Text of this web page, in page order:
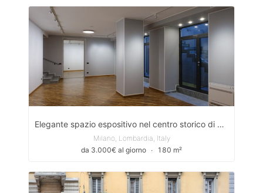
Elegante spazio espositivo nel centro storico di Milano/Exclusive location in the center of Milan
Milano, Lombardia, Italy
da 3.000€ al giorno ∙ 180 m²